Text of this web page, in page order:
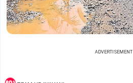
ADVERTISEMENT